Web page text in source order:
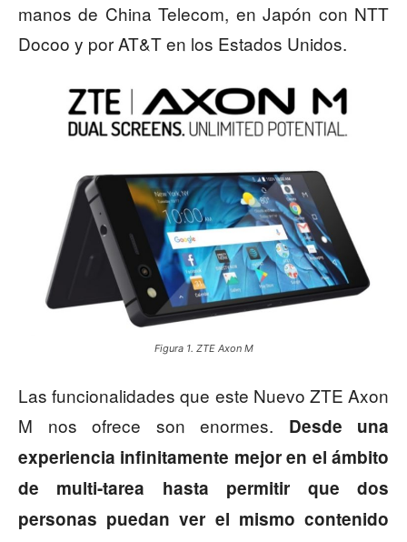
manos de China Telecom, en Japón con NTT
Docoo y por AT&T en los Estados Unidos.
Figura 1. ZTE Axon M
Las funcionalidades que este Nuevo ZTE Axon
M nos ofrece son enormes. Desde una
experiencia infinitamente mejor en el ámbito
de multi-tarea hasta permitir que dos
personas puedan ver el mismo contenido